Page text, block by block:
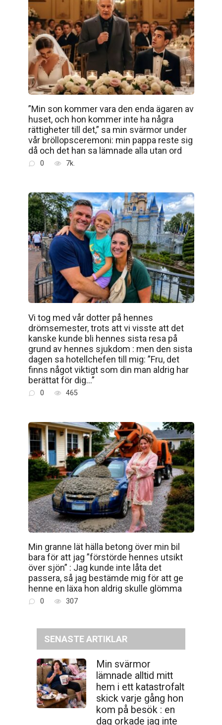
”Min son kommer vara den enda ägaren av
huset, och hon kommer inte ha några
rättigheter till det,” sa min svärmor under
vår bröllopsceremoni: min pappa reste sig
då och det han sa lämnade alla utan ord
0 7k.
Vi tog med vår dotter på hennes
drömsemester, trots att vi visste att det
kanske kunde bli hennes sista resa på
grund av hennes sjukdom : men den sista
dagen sa hotellchefen till mig: ”Fru, det
finns något viktigt som din man aldrig har
berättat för dig…”
0 465
Min granne lät hälla betong över min bil
bara för att jag ”förstörde hennes utsikt
över sjön” : Jag kunde inte låta det
passera, så jag bestämde mig för att ge
henne en läxa hon aldrig skulle glömma
0 307
SENASTE ARTIKLAR
Min svärmor
lämnade alltid mitt
hem i ett katastrofalt
skick varje gång hon
kom på besök : en
dag orkade jag inte